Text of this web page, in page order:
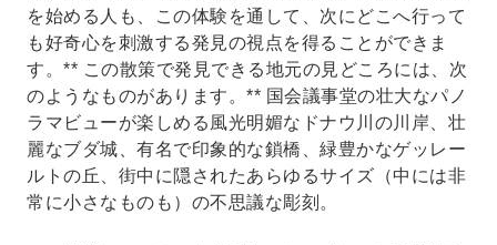
を始める人も、この体験を通して、次にどこへ行って
も好奇心を刺激する発見の視点を得ることができま
す。** この散策で発見できる地元の見どころには、次
のようなものがあります。** 国会議事堂の壮大なパノ
ラマビューが楽しめる風光明媚なドナウ川の川岸、壮
麗なブダ城、有名で印象的な鎖橋、緑豊かなゲッレー
ルトの丘、街中に隠されたあらゆるサイズ（中には非
常に小さなものも）の不思議な彫刻。